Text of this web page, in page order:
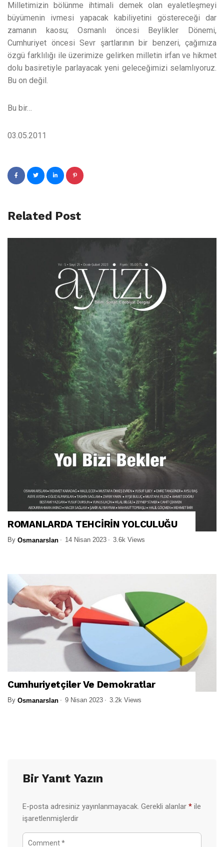
Milletimizin bölünme ihtimali demek olan eyaletleşmeyi
büyümenin ivmesi yapacak kabiliyetini göstereceği dar
zamanın kaosu; Osmanlı öncesi Beylikler Dönemi,
Cumhuriyet öncesi Sevr şartlarının bir benzeri, çağımıza
özgü farklılığı ile üzerimize gelirken milletin irfan ve hikmet
dolu basiretiyle parlayacak yeni geleceğimizi selamlıyoruz.
Bu on değil.
Bu bir…
03.05.2011
Related Post
ROMANLARDA TEHCİRİN YOLCULUĞU
By Osmanarslan 14 Nisan 2023 3.6k Views
Cumhuriyetçiler Ve Demokratlar
By Osmanarslan 9 Nisan 2023 3.2k Views
Bir Yanıt Yazın
E-posta adresiniz yayınlanmayacak. Gerekli alanlar * ile
işaretlenmişlerdir